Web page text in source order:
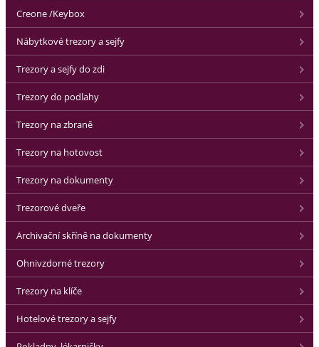
Creone /Keybox
Nábytkové trezory a sejfy
Trezory a sejfy do zdi
Trezory do podlahy
Trezory na zbraně
Trezory na hotovost
Trezory na dokumenty
Trezorové dveře
Archivační skříně na dokumenty
Ohnivzdorné trezory
Trezory na klíče
Hotelové trezory a sejfy